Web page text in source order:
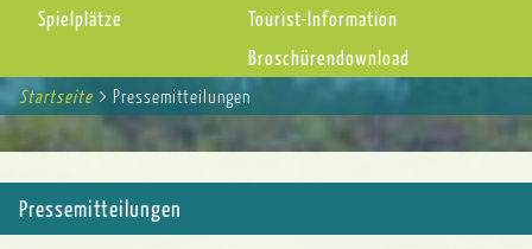
Spielplätze
Tourist-Information
Broschürendownload
Breadcrumbs
You
are
here:
Startseite Pressemitteilungen
Pressemitteilungen